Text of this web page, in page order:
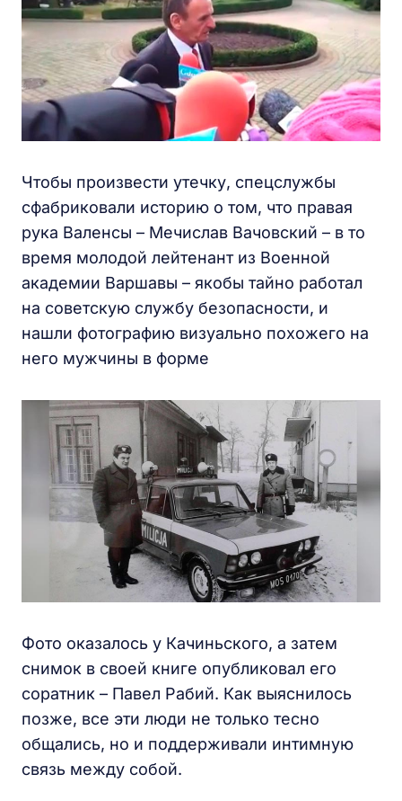
Чтобы произвести утечку, спецслужбы
сфабриковали историю о том, что правая
рука Валенсы – Мечислав Вачовский – в то
время молодой лейтенант из Военной
академии Варшавы – якобы тайно работал
на советскую службу безопасности, и
нашли фотографию визуально похожего на
него мужчины в форме
Фото оказалось у Качиньского, а затем
снимок в своей книге опубликовал его
соратник – Павел Рабий. Как выяснилось
позже, все эти люди не только тесно
общались, но и поддерживали интимную
связь между собой.